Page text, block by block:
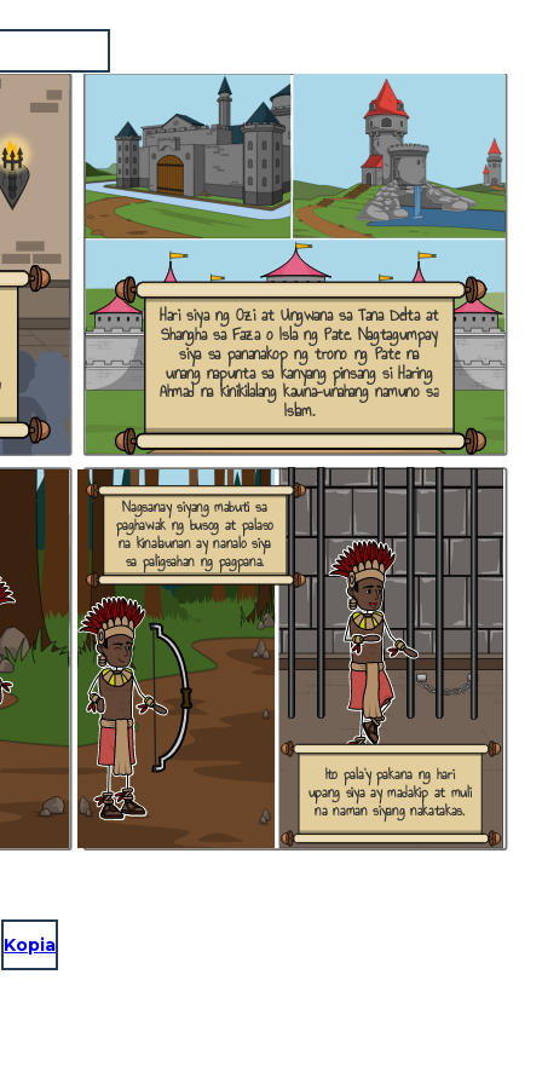
Hari siya ng Ozi at Ungwana sa Tana Delta at
Shangha sa Faza o Isla ng Pate. Nagtagumpay
siya sa pananakop ng trono ng Pate na
unang napunta sa kanyang pinsang si Haring
Ahmad na kinikilalang kauna-unahang namuno sa
Islam.
Nagsanay siyang mabuti sa
paghawak ng busog at palaso
na kinalaunan ay nanalo siya
sa paligsahan ng pagpana.
Ito pala'y pakana ng hari
upang siya ay madakip at muli
na naman siyang nakatakas.
Kopia